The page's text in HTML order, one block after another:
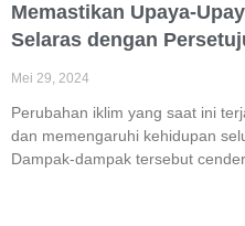
Memastikan Upaya-
Selaras dengan
Mei 29, 2024
Perubahan iklim yang saat ini
dan memengaruhi kehidupan
Dampak-dampak tersebut